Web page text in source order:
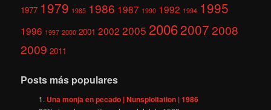
1977 1979 1985 1986 1987 1990 1992 1994 1995
1996 1997 2000 2001 2002 2005 200620072008
2009 2011
Posts más populares
Una monja en pecado | Nunsploitation | 1986